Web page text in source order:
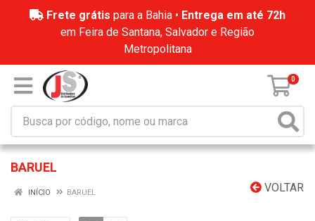
Frete grátis para a Bahia • Entrega em até 72h
em Feira de Santana, Salvador e Região
Metropolitana
0
BARUEL
VOLTAR
INÍCIO BARUEL